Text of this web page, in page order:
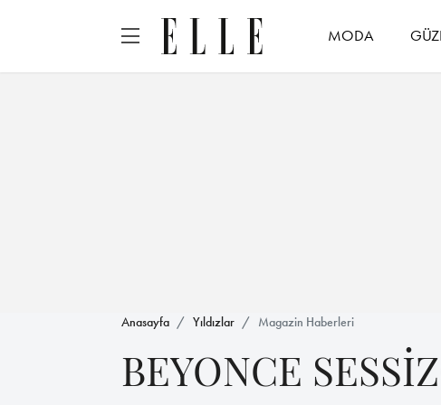
MODA
Anasayfa Yıldızlar Magazin Haberleri
BEYONCE